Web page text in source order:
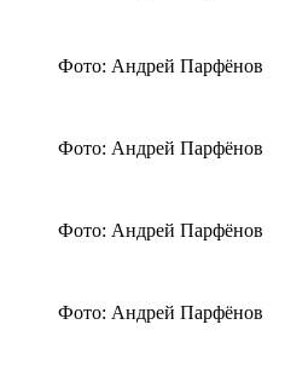
Фото: Андрей Парфёнов
Фото: Андрей Парфёнов
Фото: Андрей Парфёнов
Фото: Андрей Парфёнов